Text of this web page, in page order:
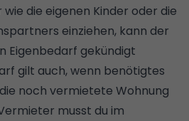
die eigenen Kinder oder die
einziehen, kann der
Eigenbedarf gekündigt
gilt auch, wenn benötigtes
noch vermietete Wohnung
musst du im